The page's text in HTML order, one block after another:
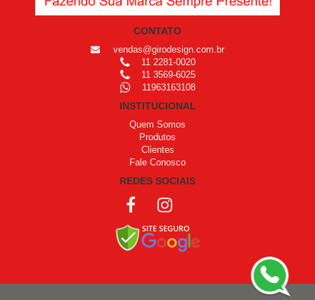
CONTATO
vendas@girodesign.com.br
11 2281-0020
11 3569-6025
11963163108
INSTITUCIONAL
Quem Somos
Produtos
Clientes
Fale Conosco
REDES SOCIAIS